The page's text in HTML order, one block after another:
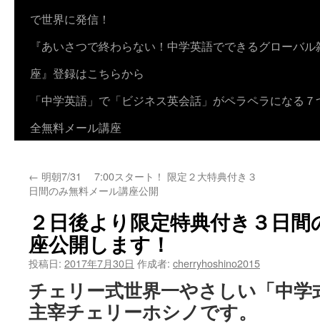
キ
プ
で世界に発信！
『あいさつで終わらない！中学英語でできるグローバ
座』登録はこちらから
「中学英語」で「ビジネス英会話」がペラペラになる
全無料メール講座
← 明朝7/31 7:00スタート！ 限定２大特典付き３
日間のみ無料メール講座公開
２日後より限定特典付き３日
座公開します！
投稿日: 2017年7月30日 作成者: cherryhoshino2015
チェリー式世界一やさしい「中
主宰チェリーホシノです。